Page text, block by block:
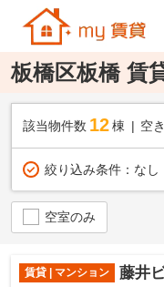
板橋区板橋 賃
該当物件数 12棟 空
絞り込み条件： なし
空室のみ
賃貸 | マンション 藤井